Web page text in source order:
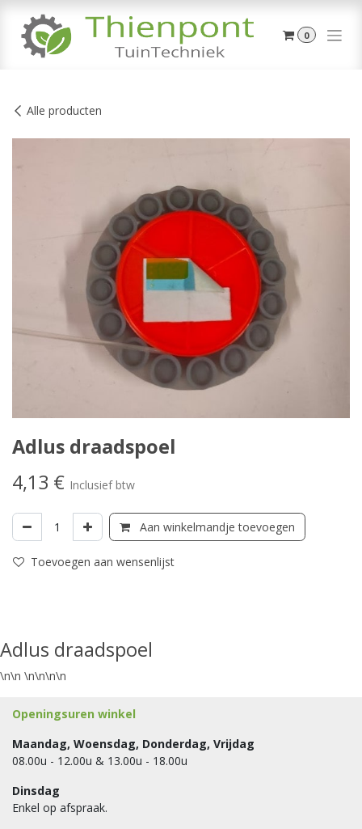
0
Alle producten
Adlus draadspoel
4,13 € Inclusief btw
Aan winkelmandje toevoegen
Toevoegen aan wensenlijst
Adlus draadspoel
\n\n \n\n\n\n
Openingsuren winkel
Maandag, Woensdag, Donderdag, Vrijdag
08.00u - 12.00u & 13.00u - 18.00u
Dinsdag
Enkel op afspraak.